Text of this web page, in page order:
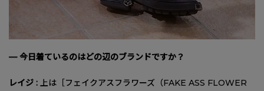
— 今日着ているのはどの辺のブランドですか？
レイジ : 上は［フェイクアスフラワーズ（FAKE ASS FLOWER